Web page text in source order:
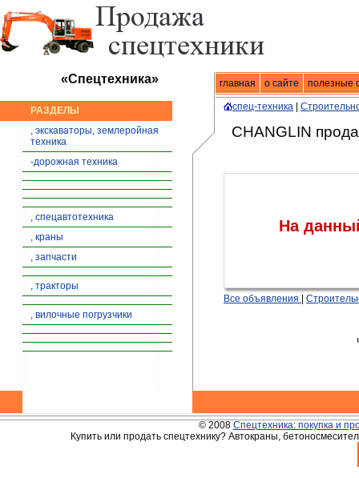
главная о сайте полезные
«Спецтехника» Спецтехника| продажа
РАЗДЕЛЫ
, экскаваторы, землеройная
техника
-дорожная техника
, спецавтотехника
, краны
, запчасти
, тракторы
, вилочные погрузчики
спец-техника
CHANGLIN
На
Все объявления
© 2008 Спецтехника: покупка и
Купить или продать спецтехнику? Автокраны,